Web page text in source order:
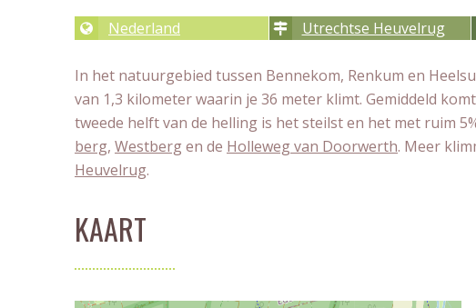
Nederland Utrechtse Heuvelrug
In het natuurgebied tussen Bennekom, Renkum en
van 1,3 kilometer waarin je 36 meter klimt. Gemiddeld
tweede helft van de helling is het steilst en het met ruim
berg, Westbergen de Holleweg van Doorwerth. Meer
Heuvelrug.
KAART